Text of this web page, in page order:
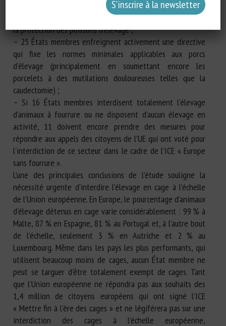
– 16 États membres ne disposent d’aucune législation pour
la protection des poissons d’élevage ;
– 25 États membres enfreignent activement une directive
qui fixe les normes minimales applicables aux porcs
d’élevage (principalement en soumettant encore les
porcelets à des mutilations douloureuses telles que la
caudectomie) ;
– Si 16 États membres interdisent totalement l’élevage
d’animaux à fourrure ou ne disposent d’aucun élevage en
activité, 11 doivent encore prendre des mesures pour
répondre aux appels des citoyens de l’UE qui ont voté pour
l’interdiction de ce secteur dans le cadre de l’ICE « Europe
sans fourrure ».
L’une des principales conclusions de l’étude souligne la
nécessité urgente d’interdire l’élevage en cage à l’échelle
de l’Union européenne. En Europe, le pourcentage d’animaux
d’élevage détenus en cage varie considérablement : 99 % à
Malte, 87 % en Espagne, 81 % au Portugal et, à l’autre bout
de l’échelle, seulement 3 % en Autriche et 2 % au
Luxembourg. Même dans les pays les plus performants, qui
utilisent beaucoup moins de cages, aucun État membre ne
peut se targuer d’être totalement exempt de cages. Tant
que l’Union européenne ne répondra pas aux souhaits des
1,4 million de citoyens européens qui ont signé l’ICE
« Mettre fin à l’ère des cages » et ne légiférera pas sur une
interdiction des cages à l’échelle européenne,